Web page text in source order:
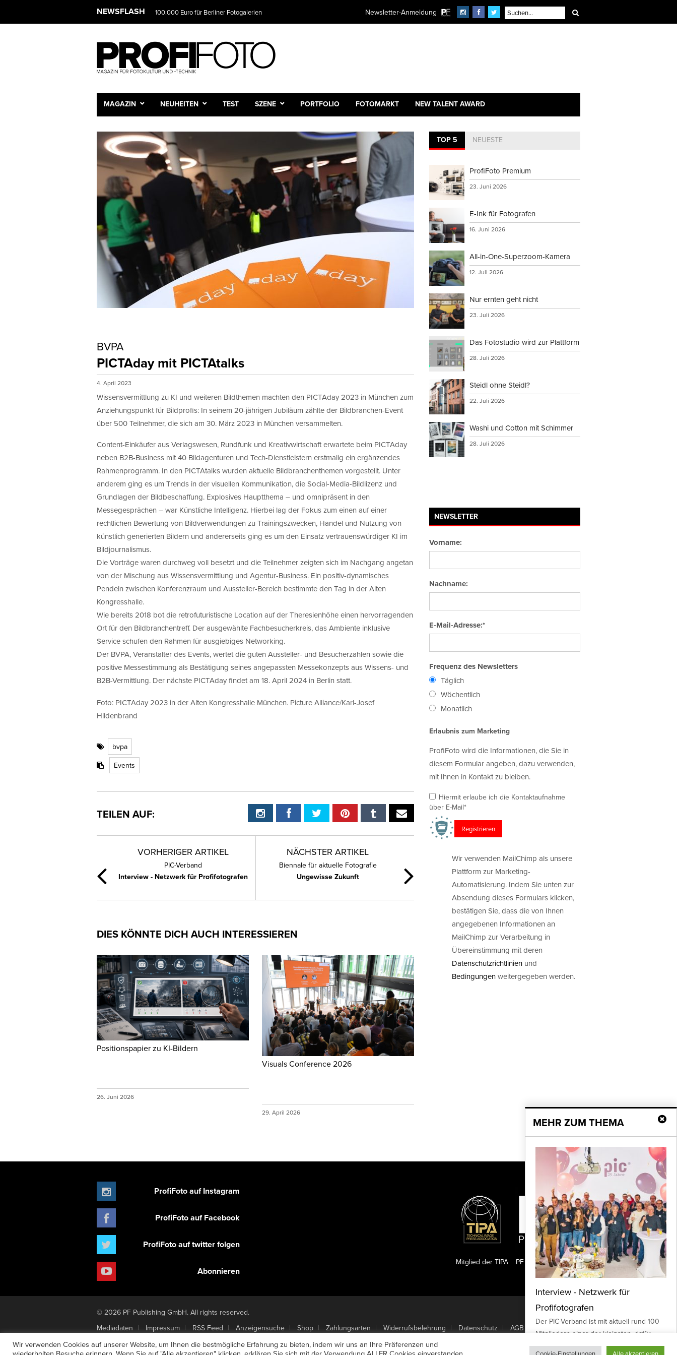
NEWSFLASH 100.000 Euro für Berliner Fotogalerien Newsletter-Anmeldung
MAGAZIN NEUHEITEN TEST SZENE PORTFOLIO FOTOMARKT NEW TALENT AWARD
BVPA
PICTAday mit PICTAtalks
4. April 2023
Wissensvermittlung zu KI und weiteren Bildthemen machten den PICTAday 2023 in München zum
Anziehungspunkt für Bildprofis: In seinem 20-jährigen Jubiläum zählte der Bildbranchen-Event
über 500 Teilnehmer, die sich am 30. März 2023 in München versammelten.
Content-Einkäufer aus Verlagswesen, Rundfunk und Kreativwirtschaft erwartete beim PICTAday
neben B2B-Business mit 40 Bildagenturen und Tech-Dienstleistern erstmalig ein ergänzendes
Rahmenprogramm. In den PICTAtalks wurden aktuelle Bildbranchenthemen vorgestellt. Unter
anderem ging es um Trends in der visuellen Kommunikation, die Social-Media-Bildlizenz und
Grundlagen der Bildbeschaffung. Explosives Hauptthema – und omnipräsent in den
Messegesprächen – war Künstliche Intelligenz. Hierbei lag der Fokus zum einen auf einer
rechtlichen Bewertung von Bildverwendungen zu Trainingszwecken, Handel und Nutzung von
künstlich generierten Bildern und andererseits ging es um den Einsatz vertrauenswürdiger KI im
Bildjournalismus.
Die Vorträge waren durchweg voll besetzt und die Teilnehmer zeigten sich im Nachgang angetan
von der Mischung aus Wissensvermittlung und Agentur-Business. Ein positiv-dynamisches
Pendeln zwischen Konferenzraum und Aussteller-Bereich bestimmte den Tag in der Alten
Kongresshalle.
Wie bereits 2018 bot die retrofuturistische Location auf der Theresienhöhe einen hervorragenden
Ort für den Bildbranchentreff. Der ausgewählte Fachbesucherkreis, das Ambiente inklusive
Service schufen den Rahmen für ausgiebiges Networking.
Der BVPA, Veranstalter des Events, wertet die guten Aussteller- und Besucherzahlen sowie die
positive Messestimmung als Bestätigung seines angepassten Messekonzepts aus Wissens- und
B2B-Vermittlung. Der nächste PICTAday findet am 18. April 2024 in Berlin statt.
Foto: PICTAday 2023 in der Alten Kongresshalle München. Picture Alliance/Karl-Josef
Hildenbrand
bvpa
Events
TEILEN AUF:
VORHERIGER ARTIKEL
PIC-Verband
Interview - Netzwerk für Profifotografen
NÄCHSTER ARTIKEL
Biennale für aktuelle Fotografie
Ungewisse Zukunft
DIES KÖNNTE DICH AUCH INTERESSIEREN
Positionspapier zu KI-Bildern
26. Juni 2026
Visuals Conference 2026
29. April 2026
TOP 5 NEUESTE
ProfiFoto Premium
23. Juni 2026
E-Ink für Fotografen
16. Juni 2026
All-in-One-Superzoom-Kamera
12. Juli 2026
Nur ernten geht nicht
23. Juli 2026
Das Fotostudio wird zur Plattform
28. Juli 2026
Steidl ohne Steidl?
22. Juli 2026
Washi und Cotton mit Schimmer
28. Juli 2026
NEWSLETTER
Vorname:
Nachname:
E-Mail-Adresse:*
Frequenz des Newsletters
Täglich
Wöchentlich
Monatlich
Erlaubnis zum Marketing
ProfiFoto wird die Informationen, die Sie in
diesem Formular angeben, dazu verwenden,
mit Ihnen in Kontakt zu bleiben.
Hiermit erlaube ich die Kontaktaufnahme
über E-Mail*
Wir verwenden MailChimp als unsere
Plattform zur Marketing-
Automatisierung. Indem Sie unten zur
Absendung dieses Formulars klicken,
bestätigen Sie, dass die von Ihnen
angegebenen Informationen an
MailChimp zur Verarbeitung in
Übereinstimmung mit deren
Datenschutzrichtlinien und
Bedingungenweitergegeben werden.
MEHR ZUM THEMA
Interview - Netzwerk für
Profifotografen
Der PIC-Verband ist mit aktuell rund 100
Mitgliedern einer der kleinsten, dafür
aber ein ausgesprochen aktiver
ProfiFoto auf Instagram
ProfiFoto auf Facebook
ProfiFoto auf twitter folgen
Abonnieren
PF Publishing GmbH
Mitglied der TIPA
© 2026 PF Publishing GmbH. All rights reserved.
Nach oben
Mediadaten
Impressum RSS Feed Anzeigensuche Shop Zahlungsarten Widerrufsbelehrung Datenschutz
AGB
Newsletter-Anmeldung
Verträge hier kündigen Mein Account Passwort vergessen
Wir verwenden Cookies auf unserer Website, um Ihnen die bestmögliche Erfahrung zu bieten, indem wir uns an Ihre Präferenzen und